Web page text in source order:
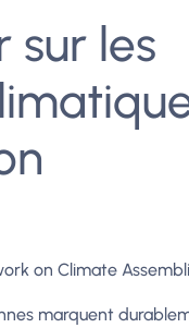
sur les
on Climate
marquent